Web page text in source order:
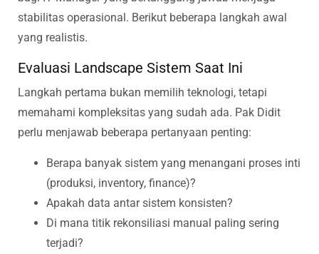
stabilitas operasional. Berikut beberapa langkah awal
yang realistis.
Evaluasi Landscape Sistem Saat Ini
Langkah pertama bukan memilih teknologi, tetapi
memahami kompleksitas yang sudah ada. Pak Didit
perlu menjawab beberapa pertanyaan penting:
Berapa banyak sistem yang menangani proses inti
(produksi, inventory, finance)?
Apakah data antar sistem konsisten?
Di mana titik rekonsiliasi manual paling sering
terjadi?